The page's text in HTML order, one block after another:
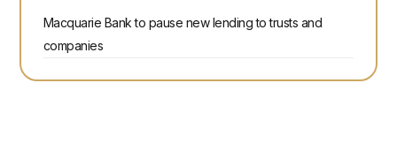
Macquarie Bank to pause new lending to trusts and
companies